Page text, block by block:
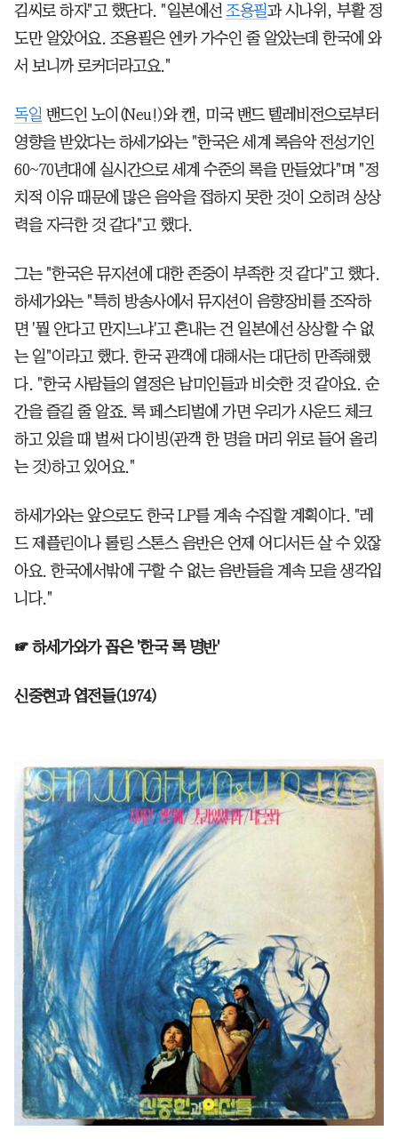
김씨로 하자"고 했단다. "일본에선 조용필과 시나위, 부활 정
도만 알았어요. 조용필은 엔카 가수인 줄 알았는데 한국에 와
서 보니까 로커더라고요."
독일 밴드인 노이(Neu!)와 캔, 미국 밴드 텔레비전으로부터
영향을 받았다는 하세가와는 "한국은 세계 록음악 전성기인
60~70년대에 실시간으로 세계 수준의 록을 만들었다"며 "정
치적 이유 때문에 많은 음악을 접하지 못한 것이 오히려 상상
력을 자극한 것 같다"고 했다.
그는 "한국은 뮤지션에 대한 존중이 부족한 것 같다"고 했다.
하세가와는 "특히 방송사에서 뮤지션이 음향장비를 조작하
면 '뭘 안다고 만지느냐'고 혼내는 건 일본에선 상상할 수 없
는 일"이라고 했다. 한국 관객에 대해서는 대단히 만족해했
다. "한국 사람들의 열정은 남미인들과 비슷한 것 같아요. 순
간을 즐길 줄 알죠. 록 페스티벌에 가면 우리가 사운드 체크
하고 있을 때 벌써 다이빙(관객 한 명을 머리 위로 들어 올리
는 것)하고 있어요."
하세가와는 앞으로도 한국 LP를 계속 수집할 계획이다. "레
드 제플린이나 롤링 스톤스 음반은 언제 어디서든 살 수 있잖
아요. 한국에서밖에 구할 수 없는 음반들을 계속 모을 생각입
니다."
☞ 하세가와가 꼽은 '한국 록 명반'
신중현과 엽전들(1974)